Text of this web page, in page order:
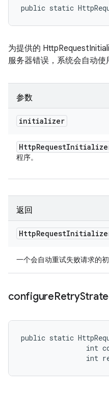
public static
为提供的
服务器错误，系统会自动使
参数
initializer
HttpRequest
程序。
返回
HttpRequest
一个会自动重试失败请求的初
configureRetry
public static
int
int